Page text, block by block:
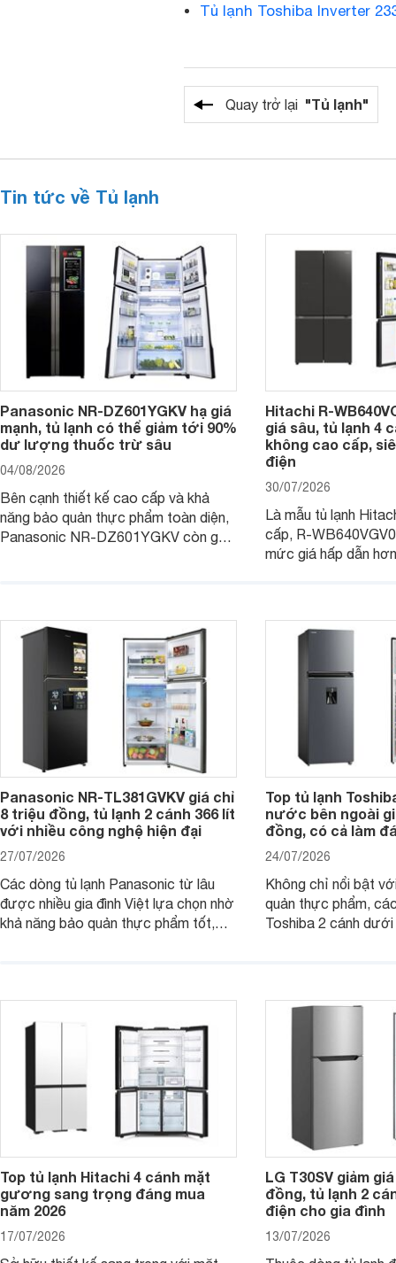
Tủ lạnh Toshiba Inverter
Quay trở lại "Tủ lạnh"
Tin tức về Tủ lạnh
Panasonic NR-DZ601YGKV hạ giá
mạnh, tủ lạnh có thể giảm tới 90%
dư lượng thuốc trừ sâu
04/08/2026
Bên cạnh thiết kế cao cấp và khả
năng bảo quản thực phẩm toàn diện,
Panasonic NR-DZ601YGKV còn gây
Hitachi R-
giá sâu, tủ lạnh 4
không cao cấp,
điện
30/07/2026
Là mẫu tủ lạnh
cấp, R-
mức giá hấp dẫn
nhiều công nghệ.
Panasonic NR-TL381GVKV giá chỉ
8 triệu đồng, tủ lạnh 2 cánh 366 lít
với nhiều công nghệ hiện đại
27/07/2026
Các dòng tủ lạnh Panasonic từ lâu
được nhiều gia đình Việt lựa chọn nhờ
khả năng bảo quản thực phẩm tốt,
phân khúc khiến không ít người dùng
phải cân nhắc. Trên thị trường hiện
Top tủ lạnh
nước bên ngoài
đồng, có cả làm
24/07/2026
Không chỉ nổi bật
quản thực phẩm,
Toshiba 2 cánh
Top tủ lạnh Hitachi 4 cánh mặt
gương sang trọng đáng mua
năm 2026
17/07/2026
LG T30SV giảm
đồng, tủ lạnh 2
điện cho gia đình
13/07/2026